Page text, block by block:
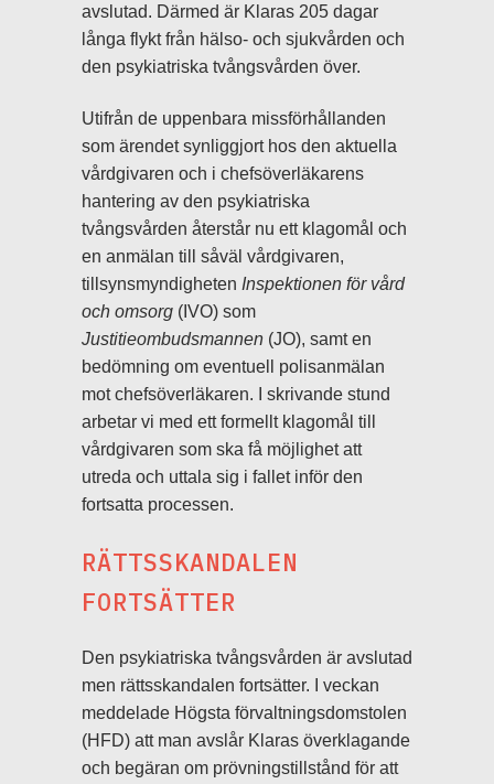
avslutad. Därmed är Klaras 205 dagar
långa flykt från hälso- och sjukvården och
den psykiatriska tvångsvården över.
Utifrån de uppenbara missförhållanden
som ärendet synliggjort hos den aktuella
vårdgivaren och i chefsöverläkarens
hantering av den psykiatriska
tvångsvården återstår nu ett klagomål och
en anmälan till såväl vårdgivaren,
tillsynsmyndigheten Inspektionen för vård
och omsorg (IVO) som
Justitieombudsmannen (JO), samt en
bedömning om eventuell polisanmälan
mot chefsöverläkaren. I skrivande stund
arbetar vi med ett formellt klagomål till
vårdgivaren som ska få möjlighet att
utreda och uttala sig i fallet inför den
fortsatta processen.
RÄTTSSKANDALEN
FORTSÄTTER
Den psykiatriska tvångsvården är avslutad
men rättsskandalen fortsätter. I veckan
meddelade Högsta förvaltningsdomstolen
(HFD) att man avslår Klaras överklagande
och begäran om prövningstillstånd för att